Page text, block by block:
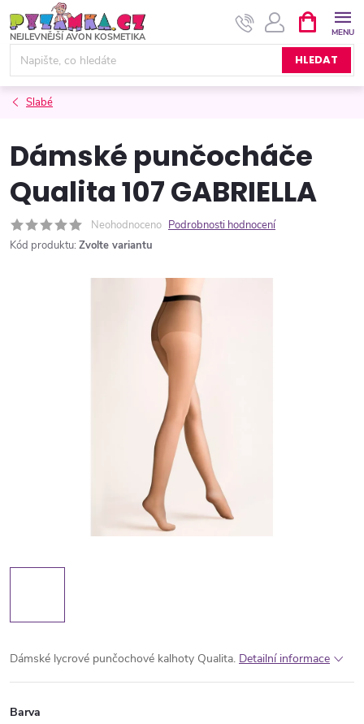
na
obsah
HLEDAT
NÁKUPNÍ
KOŠÍK
Slabé
Dámské punčocháče
Qualita 107 GABRIELLA
Neohodnoceno Podrobnosti hodnocení
Kód produktu: Zvolte variantu
Dámské lycrové punčochové kalhoty Qualita. Detailní informace
Barva